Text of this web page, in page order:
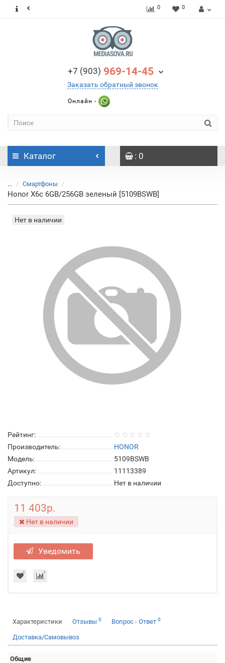
0 0
+7 (903) 969-14-45
Заказать обратный звонок
Онлайн -
Каталог : 0
... Смартфоны
Honor X6c 6GB/256GB зеленый [5109BSWB]
Нет в наличии
Рейтинг:
Производитель:
HONOR
Модель:
5109BSWB
Артикул:
11113389
Доступно:
Нет в наличии
11 403р.
Нет в наличии
Уведомить
Характеристики Отзывы 0 Вопрос - Ответ 0
Доставка/Самовывоз
Общие